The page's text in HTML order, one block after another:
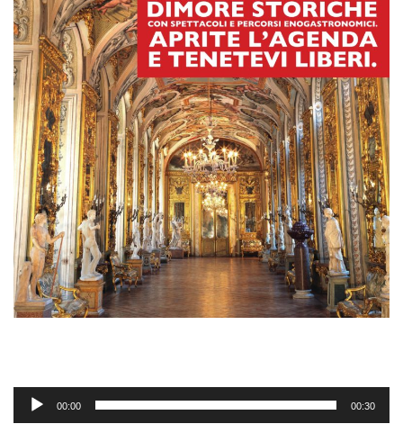
Audio
Player
00:00 00:30